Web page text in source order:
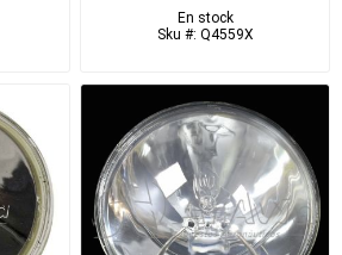
En stock
Sku #: Q4559X